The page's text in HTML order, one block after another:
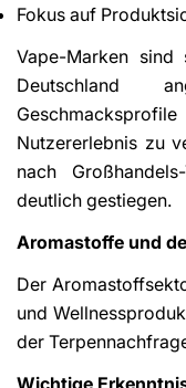
Fokus auf
Vape-Marken
Deutschland
Nutzererlebnis zu
nach
deutlich gestiegen.
Aromastoffe und
Der
und
der
Wichtige